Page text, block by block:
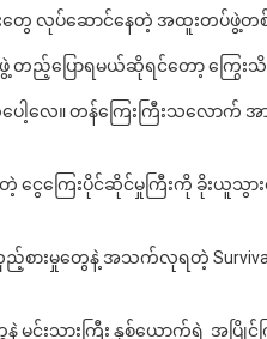
ေ လုပ်ဆောင်နေတဲ့ အထူးတပ်ဖွဲ့တစ်ခု
ပြောရမယ်ဆိုရင်တော့ ကြွေးသိမ်
လေ။ တန်ကြေးကြီးသလောက် အာ
ကြေးပိုင်ဆိုင်မှုကြီးကို ခိုးယူသွာ
ည့်စားမှုတွေနဲ့ အသက်လုရတဲ့
ေနဲ့ မင်းသားကြီး နှစ်ယောက်ရဲ့ အ